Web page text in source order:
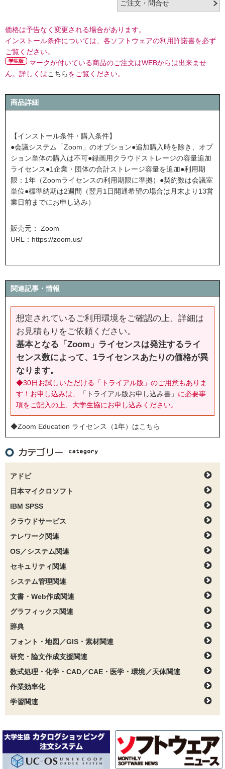
価格は予告なく変更される場合があります。
インストール条件については、各ソフトウェアの利用許諾書を必ず
ご覧ください。
マークが付いている商品のご注文はWEBからは出来ませ
ん。詳しくはこちらをご覧ください。
商品詳細
【インストール条件・購入条件】
●会議システム「Zoom」のオプション●追加購入時を除き、オプ
ション単体の購入は不可●録画用クラウドストレージの容量追加
ライセンス●1企業・団体の合計ストレージ容量を追加●利用期
限：1年（Zoomライセンスの利用期限に準拠）●契約数は会議室
単位●標準納期は2週間（翌月1日開通希望の場合は月末より13営
業日前までにお申し込み）
販売元： Zoom
URL： https://zoom.us/
関連記事・情報
想定されているご利用環境をご確認の上、詳細は
お見積もりをご依頼ください。
基本となる「Zoom」ライセンスは発注するライ
センス数によって、1ライセンスあたりの価格が異
なります。
◆30日お試しいただける「トライアル版」のご用意もありま
す！お申し込みは、
「トライアル版お申し込み書」 に必要事
項をご記入の上、大学生協にお申し込みください。
◆Zoom Education ライセンス（1年）はこちら
アドビ
日本マイクロソフト
IBM SPSS
クラウドサービス
テレワーク関連
OS／システム関連
セキュリティ関連
システム管理関連
文書・Web作成関連
グラフィックス関連
辞典
フォント・地図／GIS・素材関連
研究・論文作成支援関連
数式処理・化学・CAD／CAE・医学・環境／天体関連
作業効率化
学習関連